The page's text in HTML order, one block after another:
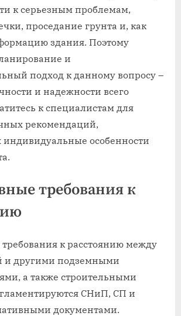
к серьезным проблемам,
проседание грунта и, как
здания. Поэтому
и
подход к данному вопросу –
и надежности всего
к специалистам для
рекомендаций,
особенности
требования к
к расстоянию между
и другими подземными
а также строительными
СНиП, СП и
документами.